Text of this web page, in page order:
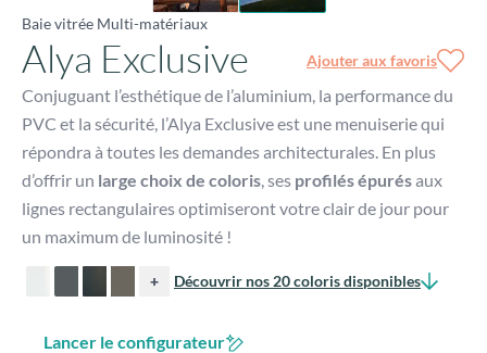
Baie vitrée Multi-matériaux
Alya Exclusive Ajouter aux favoris
Conjuguant l’esthétique de l’aluminium, la performance du
PVC et la sécurité, l’Alya Exclusive est une menuiserie qui
répondra à toutes les demandes architecturales. En plus
d’offrir un large choix de coloris, ses profilés épurésaux
lignes rectangulaires optimiseront votre clair de jour pour
un maximum de luminosité !
+ Découvrir nos 20 coloris disponibles
Lancer le configurateur